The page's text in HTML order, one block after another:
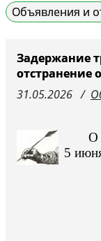
Контактная
Судебные
СМИ о нас
Объявления и
Задержание
отстранение
31.05.2026
О
5